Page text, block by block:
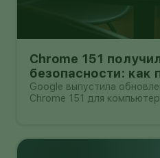
Chrome 151
безопасности: как
исправленную
Google выпустила
Chrome 151 для